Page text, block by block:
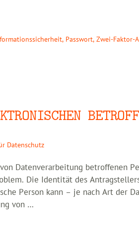
, Passwort,Zwei-Faktor-
Datenschutz
Datenverarbeitung betroffenen
Die Identität des
Person kann – je nach Art der
von …